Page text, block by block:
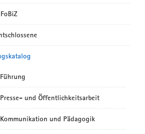
und Öffentlichkeitsarbeit
und Pädagogik